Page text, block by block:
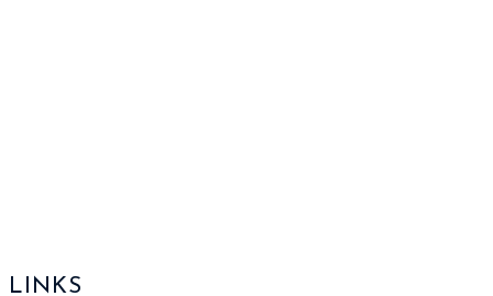
LINKS